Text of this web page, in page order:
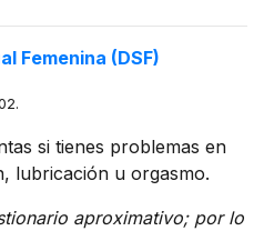
Femenina (DSF)
si tienes problemas en
lubricación u orgasmo.
aproximativo; por lo